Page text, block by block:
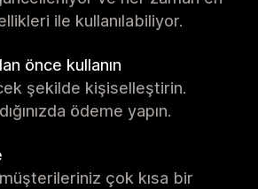
ile kullanılabiliyor.
önce kullanın
şekilde kişiselleştirin.
ödeme yapın.
çok kısa bir